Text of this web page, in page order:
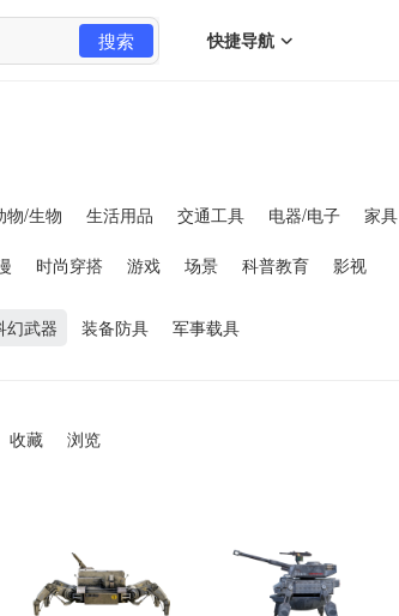
搜索 快捷导航
物/生物 生活用品 交通工具 电器/电子 家具
时尚穿搭 游戏 场景 科普教育 影视
幻武器 装备防具 军事载具
收藏 浏览